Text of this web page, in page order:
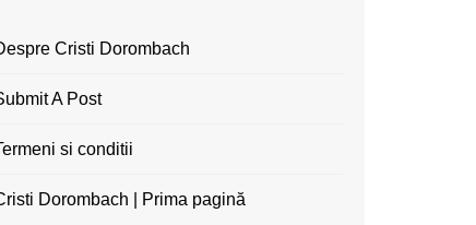
Cristi Dorombach
A Post
si conditii
Dorombach | Prima pagină